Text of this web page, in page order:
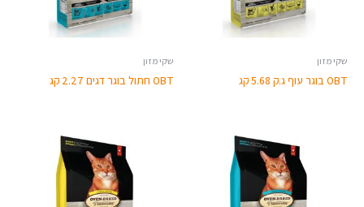
שקי מזון
OBT בוגר עוף ג.ק 5.68 קג
שקי מזון
OBT חתול בוגר דגים 2.27 קג